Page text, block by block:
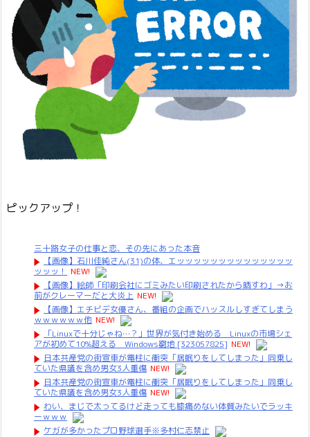
ピックアップ！
三十路女子の仕事と恋、その先にあった本音
【画像】石川佳純さん(31)の体、エッッッッッッッッッッッッッッ
ッッッ！
NEW!
【画像】絵師「印刷会社にゴミみたい印刷されたから晒すわ」→お
前がクレーマーだと大炎上 NEW!
【画像】エチビデ女優さん、番組の企画でハッスルしすぎてしまう
ｗｗｗｗｗｗ他 NEW!
「Linuxで十分じゃね…？」世界が気付き始める Linuxの市場シェ
アが初めて10%超える Windows窮地 [323057825] NEW!
日本共産党の街宣車が電柱に衝突「居眠りをしてしまった」同乗し
ていた県議を含め男女3人重傷 NEW!
日本共産党の街宣車が電柱に衝突「居眠りをしてしまった」同乗し
ていた県議を含め男女3人重傷 NEW!
わい、まじで太ってるけど走っても膝痛めない体質みたいでラッキ
ーｗｗｗ
ケガが多かったプロ野球選手※多村仁志禁止